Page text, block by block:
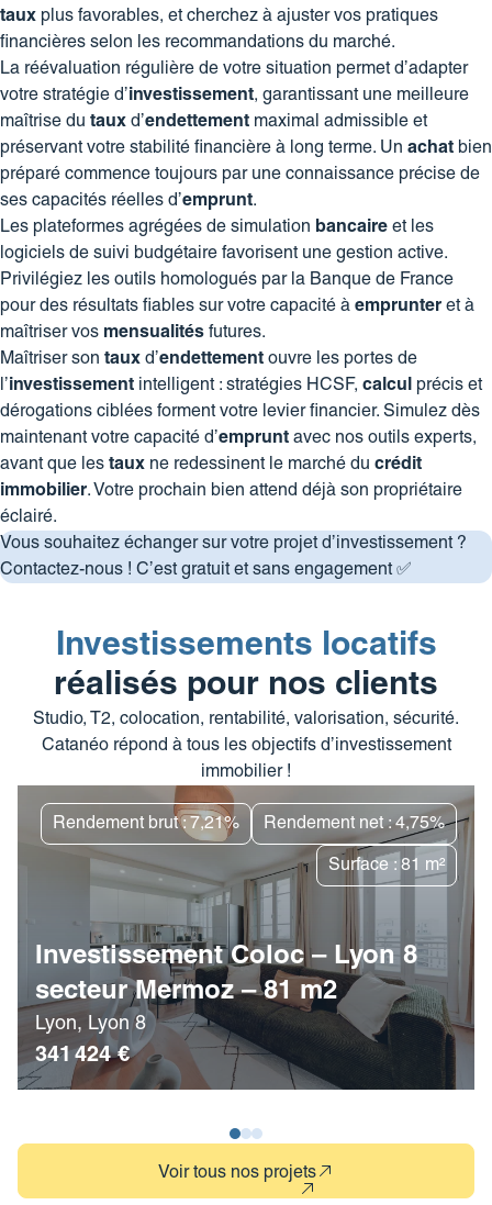
taux plus favorables, et cherchez à ajuster vos pratiques
financières selon les recommandations du marché.
La réévaluation régulière de votre situation permet d’adapter
votre stratégie d’investissement, garantissant une meilleure
maîtrise du taux d’endettement maximal admissible et
préservant votre stabilité financière à long terme. Un achat bien
préparé commence toujours par une connaissance précise de
ses capacités réelles d’emprunt.
Les plateformes agrégées de simulation bancaire et les
logiciels de suivi budgétaire favorisent une gestion active.
Privilégiez les outils homologués par la Banque de France
pour des résultats fiables sur votre capacité à emprunter et à
maîtriser vos mensualités futures.
Maîtriser son taux d’endettement ouvre les portes de
l’investissement intelligent : stratégies HCSF, calcul
précis et
dérogations ciblées forment votre levier financier. Simulez dès
maintenant votre capacité d’emprunt avec nos outils experts,
avant que les taux ne redessinent le marché du crédit
immobilier. Votre prochain bien attend déjà son propriétaire
éclairé.
Vous souhaitez échanger sur votre projet d’investissement ?
Contactez-nous ! C’est gratuit et sans engagement ✅
Investissements locatifs
réalisés pour nos clients
Studio, T2, colocation, rentabilité, valorisation, sécurité.
Catanéo répond à tous les objectifs d’investissement
immobilier !
Rendement brut : 7,21% Rendement net : 4,75%
Surface : 81 m²
Investissement Coloc – Lyon 8
secteur Mermoz – 81 m2
Lyon, Lyon 8
341 424 €
Voir tous nos projets